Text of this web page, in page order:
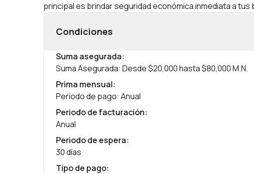
principal es brindar seguridad económica inmediata a
Condiciones
Suma asegurada:
Suma Asegurada: Desde $20,000 hasta $80,000 M.N.
Prima mensual:
Periodo de pago: Anual
Periodo de facturación:
Anual
Periodo de espera:
30 días
Tipo de pago: